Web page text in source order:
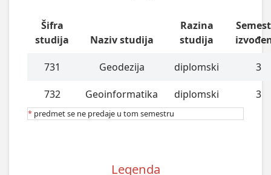
Šifra
studija
Naziv studija
Razina
studija
731 Geodezija diplomski 3
732 Geoinformatika diplomski 3
* predmet se ne predaje u tom semestru
Legenda